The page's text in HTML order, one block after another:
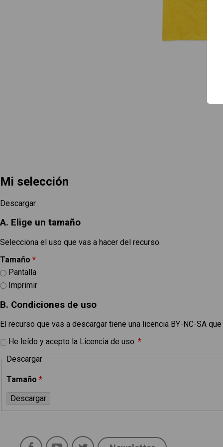
Mi selección
Descargar
A. Elige un tamaño
Selecciona el uso que vas a hacer del recurso.
Tamaño *
Pantalla
Imprimir
B. Condiciones de uso
El recurso que vas a descargar tiene una licencia BY-NC-SA
He leído y acepto la Licencia de uso. *
Descargar
Tamaño *
FacebookYouTubeTwitter
Legal
Aviso Legal